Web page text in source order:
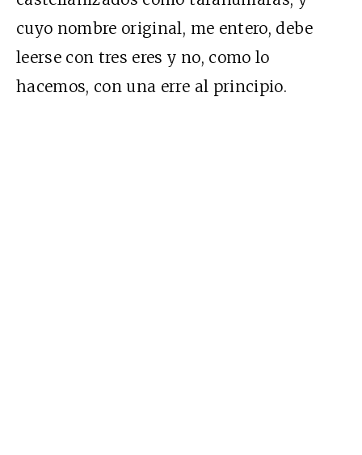
cuyo nombre original, me entero, debe
leerse con tres eres y no, como lo
hacemos, con una erre al principio.